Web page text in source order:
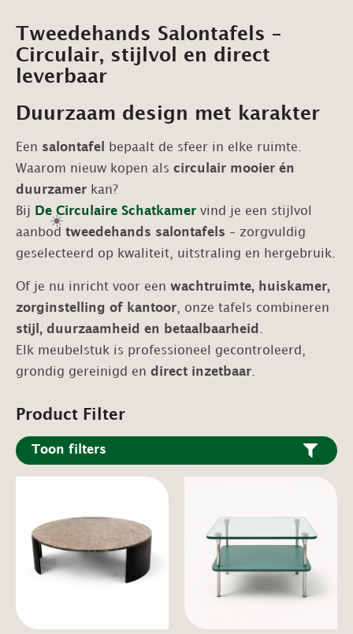
Tweedehands Salontafels –
Circulair, stijlvol en direct
leverbaar
Duurzaam design met karakter
Een salontafel
bepaalt de sfeer in elke ruimte.
Waarom nieuw kopen als circulair mooier én
duurzamer kan?
Bij De Circulaire Schatkamer vind je een stijlvol
aanbod tweedehands salontafels – zorgvuldig
geselecteerd op kwaliteit, uitstraling en hergebruik.
Of je nu inricht voor een wachtruimte, huiskamer,
zorginstelling of kantoor, onze tafels combineren
stijl, duurzaamheid en betaalbaarheid .
Elk meubelstuk is professioneel gecontroleerd,
grondig gereinigd en direct inzetbaar.
Product Filter
Toon filters
☀️